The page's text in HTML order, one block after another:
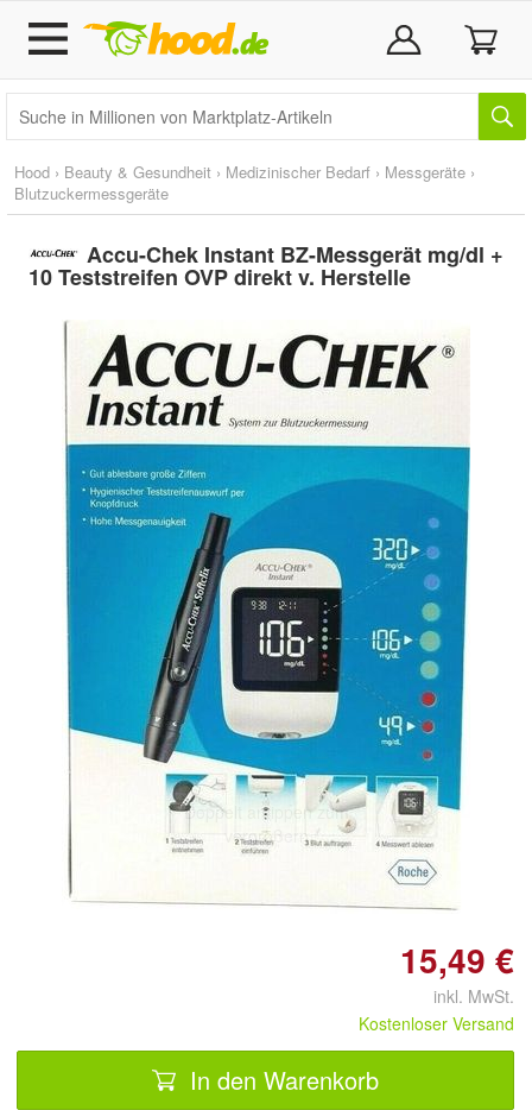
Hood › Beauty & Gesundheit › Medizinischer Bedarf › Messgeräte ›
Blutzuckermessgeräte
Accu-Chek Instant BZ-Messgerät mg/dl +
10 Teststreifen OVP direkt v. Herstelle
Doppelt antippen zum
vergrößern
15,49 €
inkl. MwSt.
Kostenloser Versand
In den Warenkorb